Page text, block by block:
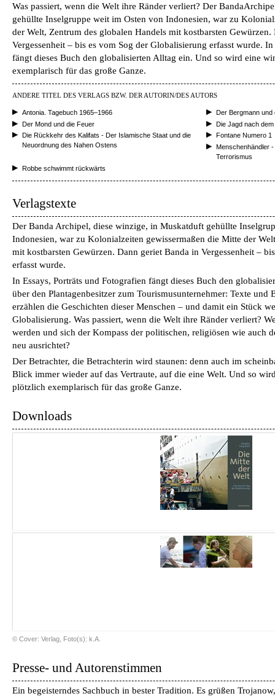
Was passiert, wenn die Welt ihre Ränder verliert? Der
gehüllte Inselgruppe weit im Osten von Indonesien, war zu
der Welt, Zentrum des globalen Handels mit kostbarsten
Vergessenheit – bis es vom Sog der Globalisierung erfasst wurde.
fängt dieses Buch den globalisierten Alltag ein. Und so wird eine
exemplarisch für das große Ganze.
ANDERE TITEL DES VERLAGS BZW. DER AUTORIN/DES AUTORS
Antonia. Tagebuch 1965–1966
Der Bergmann und
Der Mond und die Feuer
Die Jagd nach dem
Die Rückkehr des Kalifats - Der Islamische Staat und die
Neuordnung des Nahen Ostens
Fontane Numero 1
Menschenhändler
Terrorismus
Robbe schwimmt rückwärts
Verlagstexte
Der Banda­ Archipel, diese winzige, in Muskatduft gehüllte
Indonesien, war zu Kolonialzeiten gewissermaßen die Mitte der
mit kostbarsten Gewürzen. Dann geriet Banda in Vergessenheit –
erfasst wurde.
In Essays, Porträts und Fotografien fängt dieses Buch den
über den Plantagenbesitzer zum Tourismusunternehmer: Texte
erzählen die Geschichten dieser Menschen – und damit ein Stück
Globalisierung. Was passiert, wenn die Welt ihre Ränder verliert?
werden und sich der Kompass der politischen, religiösen wie auch
neu ausrichtet?
Der Betrachter, die Betrachterin wird staunen: denn auch im
Blick immer wieder auf das Vertraute, auf die eine Welt. Und so
plötzlich exemplarisch für das große Ganze.
Downloads
© Cover: Verlag, Foto(s): k.A.
Presse- und Autorenstimmen
Ein begeisterndes Sachbuch in bester Tradition. Es grüßen